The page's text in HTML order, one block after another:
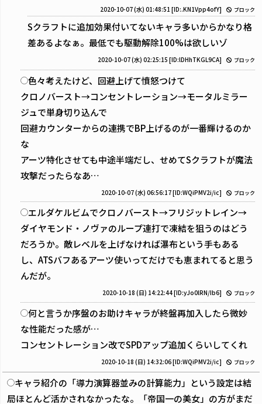
2020-10-07 (水) 01:48:51 [ID:.KN1Vpp4ofY] ブロック
Sクラフトに追加効果付いてないキャラ多いからかなり格
差あるよなぁ。最低でも駆動解除100%は欲しいゾ
2020-10-07 (水) 02:25:15 [ID:lDHhTKGL9CA] ブロック
色々考えたけど、回避上げて憤怒つけて
クロノバースト→コンセントレーション→モータルミラー
ジュで単身切り込んで
回避カウンターからの連携でBP上げるのが一番輝けるのか
な
アーツ特化させても中途半端だし、せめてSクラフトが魔法
攻撃だったらなあ…
2020-10-07 (水) 06:56:17[ID:WQiPMV2i/ic] ブロック
エルダケルビムでクロノバースト→フリジットレイン→
ダイヤモンド・ノヴァのループ連打で凍結を狙うのはどう
だろうか。敵レベルを上げなければ瀑布という手もある
し、ATSバフあるアーツ使いってだけでも恵まれてると思う
んだが。
2020-10-18 (日) 14:22:44[ID:yJo0lRN/Ib6] ブロック
何と言うか序盤のお助けキャラが終盤再加入したら微妙
な性能だった感が…
コンセントレーション改でSPDアップ追加くらいしてくれ
2020-10-18 (日) 14:32:06[ID:WQiPMV2i/ic] ブロック
キャラ紹介の「導力演算器並みの計算能力」という設定は結
局ほとんど活かされなかったな。「帝国一の美女」の方がまだ